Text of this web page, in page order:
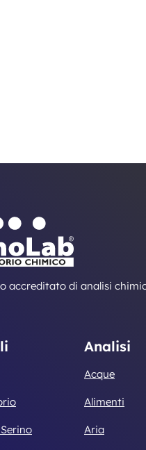
accreditato di analisi
Analisi
Acque
Alimenti
Aria